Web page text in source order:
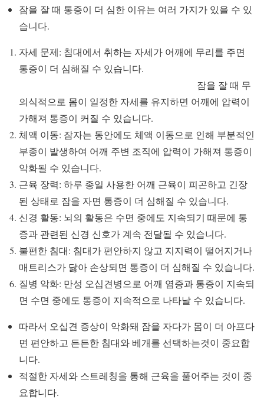
잠을 잘 때 통증이 더 심한 이유는 여러 가지가 있을 수 있
습니다.
자세 문제: 침대에서 취하는 자세가 어깨에 무리를 주면
통증이 더 심해질 수 있습니다.
잠을 잘 때 무
의식적으로 몸이 일정한 자세를 유지하면 어깨에 압력이
가해져 통증이 커질 수 있습니다.
체액 이동: 잠자는 동안에도 체액 이동으로 인해 부분적인
부종이 발생하여 어깨 주변 조직에 압력이 가해져 통증이
악화될 수 있습니다.
근육 장력: 하루 종일 사용한 어깨 근육이 피곤하고 긴장
된 상태로 잠을 자면 통증이 더 심해질 수 있습니다.
신경 활동: 뇌의 활동은 수면 중에도 지속되기 때문에 통
증과 관련된 신경 신호가 계속 전달될 수 있습니다.
불편한 침대: 침대가 편안하지 않고 지지력이 떨어지거나
매트리스가 닳아 손상되면 통증이 더 심해질 수 있습니다.
질병 악화: 만성 오십견병으로 어깨 염증과 통증이 지속되
면 수면 중에도 통증이 지속적으로 나타날 수 있습니다.
따라서 오십견 증상이 악화돼 잠을 자다가 몸이 더 아프다
면 편안하고 든든한 침대와 베개를 선택하는것이 중요합
니다.
적절한 자세와 스트레칭을 통해 근육을 풀어주는 것이 중
요합니다.